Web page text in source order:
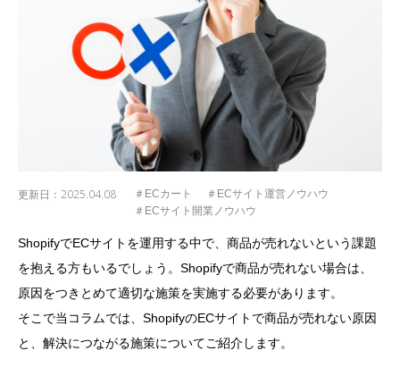
更新日： 2025.04.08 ＃ECカート
＃ECサイト運営ノウハウ
＃ECサイト開業ノウハウ
ShopifyでECサイトを運用する中で、商品が売れないという課題
を抱える方もいるでしょう。Shopifyで商品が売れない場合は、
原因をつきとめて適切な施策を実施する必要があります。
そこで当コラムでは、ShopifyのECサイトで商品が売れない原因
と、解決につながる施策についてご紹介します。